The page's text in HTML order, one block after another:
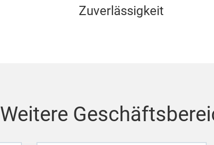
Zuverlässigkeit
Weitere